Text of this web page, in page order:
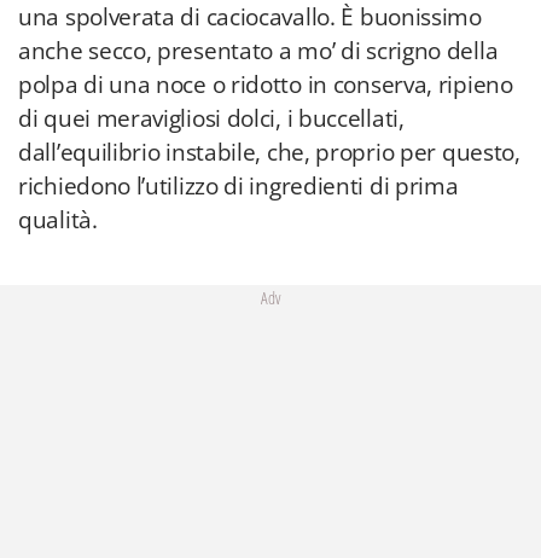
una spolverata di caciocavallo. È buonissimo
anche secco, presentato a mo’ di scrigno della
polpa di una noce o ridotto in conserva, ripieno
di quei meravigliosi dolci, i buccellati,
dall’equilibrio instabile, che, proprio per questo,
richiedono l’utilizzo di ingredienti di prima
qualità.
Adv